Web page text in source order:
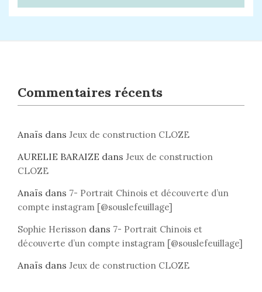
Commentaires récents
Anaïs dans Jeux de construction CLOZE
AURELIE BARAIZE dans Jeux de construction
CLOZE
Anaïs dans 7- Portrait Chinois et découverte d’un
compte instagram [@souslefeuillage]
Sophie Herisson dans 7- Portrait Chinois et
découverte d’un compte instagram [@souslefeuillage]
Anaïs dans Jeux de construction CLOZE